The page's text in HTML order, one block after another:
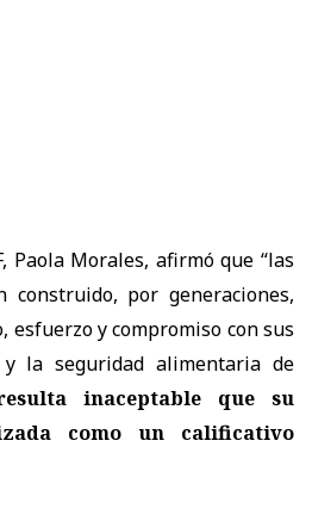
Paola Morales, afirmó que “las
construido, por generaciones,
y compromiso con sus
la seguridad alimentaria de
inaceptable que su
como un calificativo